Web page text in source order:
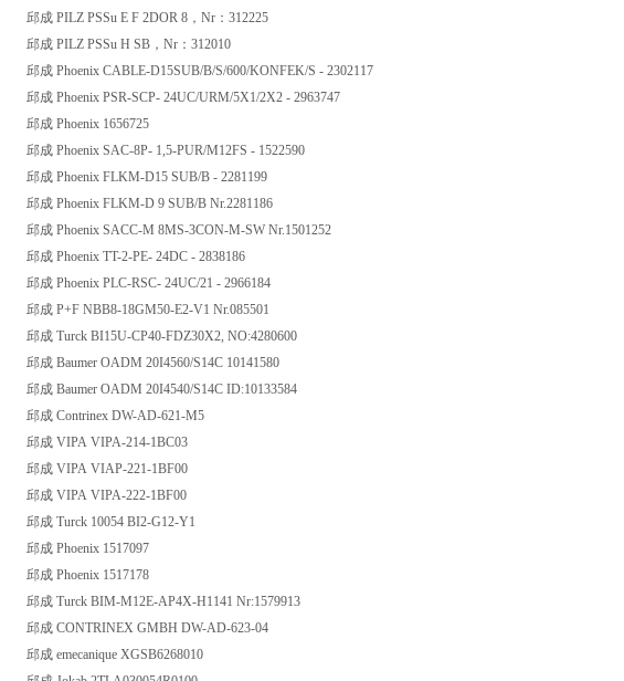
邱成 PILZ PSSu E F 2DOR 8，Nr：312225
邱成 PILZ PSSu H SB，Nr：312010
邱成 Phoenix CABLE-D15SUB/B/S/600/KONFEK/S - 2302117
邱成 Phoenix PSR-SCP- 24UC/URM/5X1/2X2 - 2963747
邱成 Phoenix 1656725
邱成 Phoenix SAC-8P- 1,5-PUR/M12FS - 1522590
邱成 Phoenix FLKM-D15 SUB/B - 2281199
邱成 Phoenix FLKM-D 9 SUB/B Nr.2281186
邱成 Phoenix SACC-M 8MS-3CON-M-SW Nr.1501252
邱成 Phoenix TT-2-PE- 24DC - 2838186
邱成 Phoenix PLC-RSC- 24UC/21 - 2966184
邱成 P+F NBB8-18GM50-E2-V1 Nr.085501
邱成 Turck BI15U-CP40-FDZ30X2, NO:4280600
邱成 Baumer OADM 20I4560/S14C 10141580
邱成 Baumer OADM 20I4540/S14C ID:10133584
邱成 Contrinex DW-AD-621-M5
邱成 VIPA VIPA-214-1BC03
邱成 VIPA VIAP-221-1BF00
邱成 VIPA VIPA-222-1BF00
邱成 Turck 10054 BI2-G12-Y1
邱成 Phoenix 1517097
邱成 Phoenix 1517178
邱成 Turck BIM-M12E-AP4X-H1141 Nr:1579913
邱成 CONTRINEX GMBH DW-AD-623-04
邱成 emecanique XGSB6268010